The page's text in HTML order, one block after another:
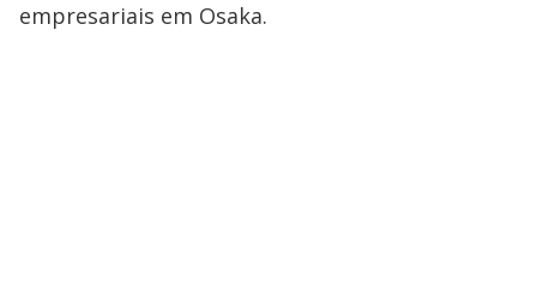
empresariais em Osaka.